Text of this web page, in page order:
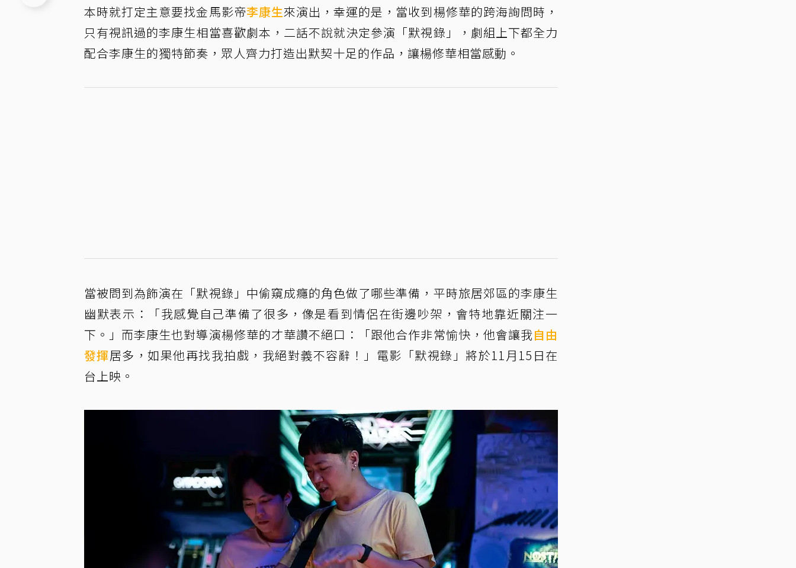
本時就打定主意要找金馬影帝李康生來演出，幸運的是，當收到楊修華的跨海詢問時，
只有視訊過的李康生相當喜歡劇本，二話不說就決定參演「默視錄」，劇組上下都全力
配合李康生的獨特節奏，眾人齊力打造出默契十足的作品，讓楊修華相當感動。
當被問到為飾演在「默視錄」中偷窺成癮的角色做了哪些準備，平時旅居郊區的李康生
幽默表示：「我感覺自己準備了很多，像是看到情侶在街邊吵架，會特地靠近關注一
下。」而李康生也對導演楊修華的才華讚不絕口：「跟他合作非常愉快，他會讓我自由
發揮居多，如果他再找我拍戲，我絕對義不容辭！」電影「默視錄」將於11月15日在
台上映。